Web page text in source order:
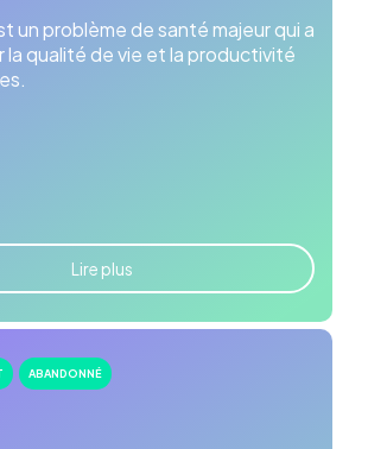
un problème de santé majeur qui a
la qualité de vie et la productivité
Lire plus
ABANDONNÉ